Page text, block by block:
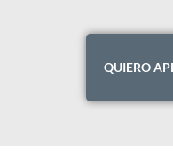
QUIERO